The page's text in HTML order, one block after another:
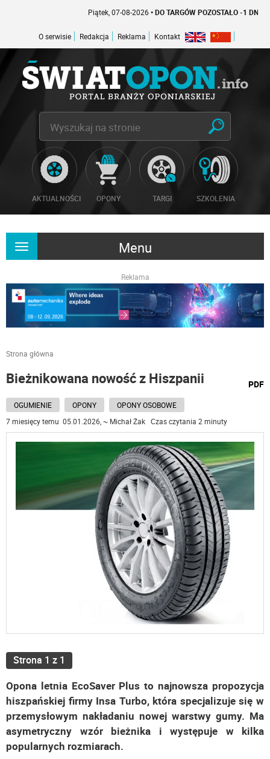
Piątek, 07-08-2026• DO TARGÓW POZOSTAŁO -1 DNI
O serwisie Redakcja Reklama Kontakt
AKTUALNOŚCI OPONY TARGI SZKOLENIA
Menu
Rozwiń
Reklama
Strona główna
Bieżnikowana nowość z Hiszpanii PDF
OGUMIENIE OPONY
OPONY OSOBOWE
7 miesięcy temu 05.01.2026, ~ Michał Żak Czas czytania 2 minuty
Strona 1 z 1
Opona letnia EcoSaver Plus to najnowsza propozycja
hiszpańskiej firmy Insa Turbo, która specjalizuje się w
przemysłowym nakładaniu nowej warstwy gumy. Ma
asymetryczny wzór bieżnika i występuje w kilka
popularnych rozmiarach.